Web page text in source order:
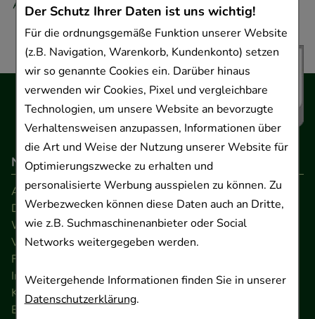
Der Schutz Ihrer Daten ist uns wichtig!
Für die ordnungsgemäße Funktion unserer Website
(z.B. Navigation, Warenkorb, Kundenkonto) setzen
wir so genannte Cookies ein. Darüber hinaus
verwenden wir Cookies, Pixel und vergleichbare
Technologien, um unsere Website an bevorzugte
Verhaltensweisen anzupassen, Informationen über
die Art und Weise der Nutzung unserer Website für
Optimierungszwecke zu erhalten und
personalisierte Werbung ausspielen zu können. Zu
Werbezwecken können diese Daten auch an Dritte,
wie z.B. Suchmaschinenanbieter oder Social
Networks weitergegeben werden.
Weitergehende Informationen finden Sie in unserer
Datenschutzerklärung.
Adresse.
Navigation
AGB
Datenschutz
Widerrufsrecht
Versandkosten
FAQ
Impressum
Kontakt
Barrierefreiheitserklärung